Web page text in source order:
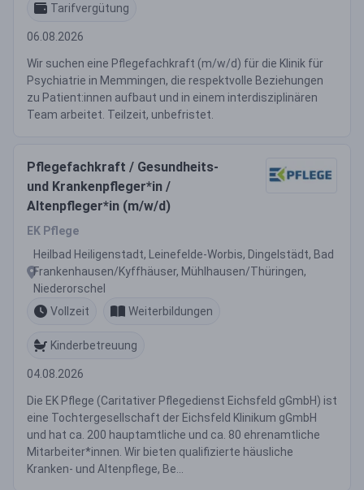
Tarifvergütung
06.08.2026
Wir suchen eine Pflegefachkraft (m/w/d) für die Klinik für
Psychiatrie in Memmingen, die respektvolle Beziehungen
zu Patient:innen aufbaut und in einem interdisziplinären
Team arbeitet. Teilzeit, unbefristet.
Pflegefachkraft / Gesundheits-
und Krankenpfleger*in /
Altenpfleger*in (m/w/d)
EK Pflege
Heilbad Heiligenstadt, Leinefelde-Worbis, Dingelstädt, Bad
Frankenhausen/Kyffhäuser, Mühlhausen/Thüringen,
Niederorschel
Vollzeit
Weiterbildungen
Kinderbetreuung
04.08.2026
Die EK Pflege (Caritativer Pflegedienst Eichsfeld gGmbH) ist
eine Tochtergesellschaft der Eichsfeld Klinikum gGmbH
und hat ca. 200 hauptamtliche und ca. 80 ehrenamtliche
Mitarbeiter*innen. Wir bieten qualifizierte häusliche
Kranken- und Altenpflege, Be...